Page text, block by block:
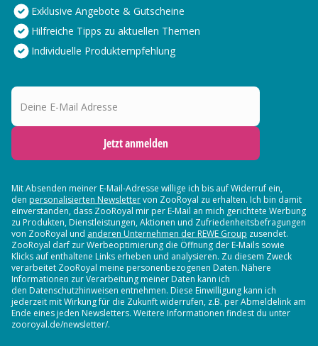
Exklusive Angebote & Gutscheine
Hilfreiche Tipps zu aktuellen Themen
Individuelle Produktempfehlung
Deine E-Mail Adresse
Jetzt anmelden
Mit Absenden meiner E-Mail-Adresse willige ich bis auf Widerruf ein,
den personalisierten Newslettervon ZooRoyal zu erhalten. Ich bin damit
einverstanden, dass ZooRoyal mir per E-Mail an mich gerichtete Werbung
zu Produkten, Dienstleistungen, Aktionen und Zufriedenheitsbefragungen
von ZooRoyal und anderen Unternehmen der REWE Group zusendet.
ZooRoyal darf zur Werbeoptimierung die Öffnung der E-Mails sowie
Klicks auf enthaltene Links erheben und analysieren. Zu diesem Zweck
verarbeitet ZooRoyal meine personenbezogenen Daten. Nähere
Informationen zur Verarbeitung meiner Daten kann ich
den Datenschutzhinweisen entnehmen. Diese Einwilligung kann ich
jederzeit mit Wirkung für die Zukunft widerrufen, z.B. per Abmeldelink am
Ende eines jeden Newsletters. Weitere Informationen findest du unter
zooroyal.de/newsletter/.